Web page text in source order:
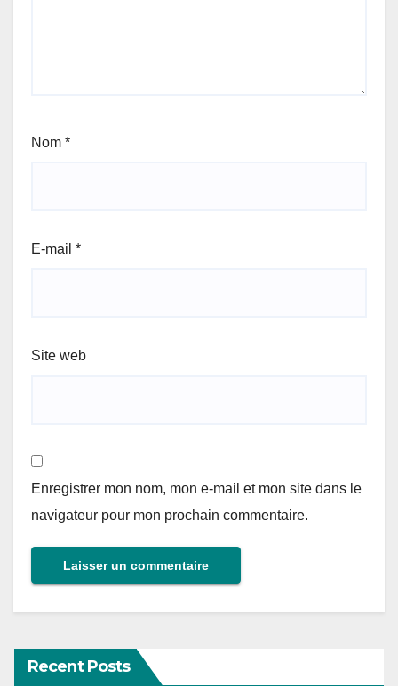
Nom *
E-mail *
Site web
Enregistrer mon nom, mon e-mail et mon site dans le
navigateur pour mon prochain commentaire.
Recent Posts